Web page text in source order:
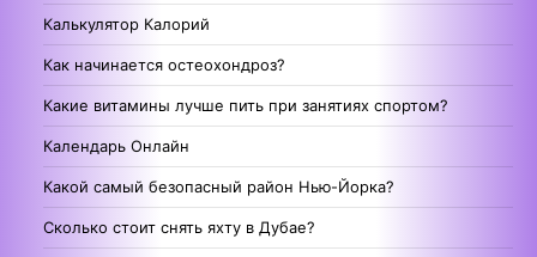
Калькулятор Калорий
Как начинается остеохондроз?
Какие витамины лучше пить при занятиях спортом?
Календарь Онлайн
Какой самый безопасный район Нью-Йорка?
Сколько стоит снять яхту в Дубае?